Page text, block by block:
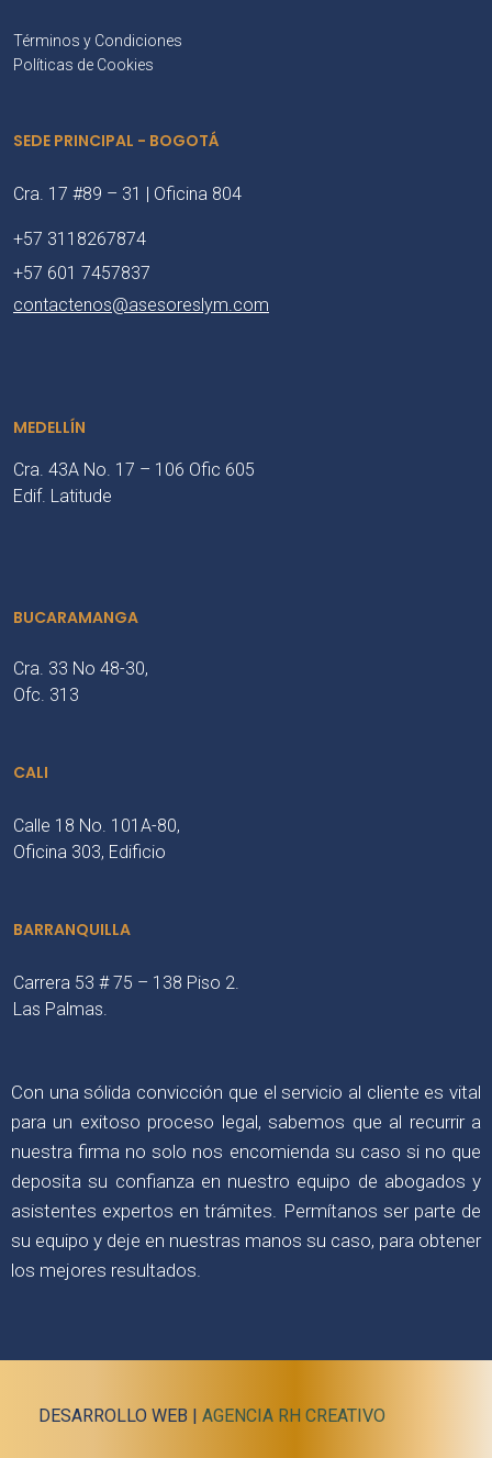
Términos y Condiciones
Políticas de Cookies
SEDE PRINCIPAL - BOGOTÁ
Cra. 17 #89 – 31 | Oficina 804
+57 3118267874
+57 601 7457837
contactenos@asesoreslym.com
MEDELLÍN
Cra. 43A No. 17 – 106 Ofic 605
Edif. Latitude
BUCARAMANGA
Cra. 33 No 48-30,
Ofc. 313
CALI
Calle 18 No. 101A-80,
Oficina 303, Edificio
BARRANQUILLA
Carrera 53 # 75 – 138 Piso 2.
Las Palmas.
Con una sólida convicción que el servicio al cliente es vital
para un exitoso proceso legal, sabemos que al recurrir a
nuestra firma no solo nos encomienda su caso si no que
deposita su confianza en nuestro equipo de abogados y
asistentes expertos en trámites. Permítanos ser parte de
su equipo y deje en nuestras manos su caso, para obtener
los mejores resultados.
DESARROLLO WEB | AGENCIA RH CREATIVO